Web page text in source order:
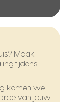
Maak
tijdens
komen we
van jouw